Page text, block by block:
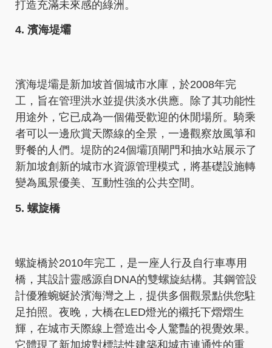
打造充滿未來感的綠洲。
4. 濱海堤壩
濱海堤壩是新加坡首個城市水庫，於2008年完
工，旨在管理洪水並提供淡水供應。除了其功能性
用途外，它已成為一個備受歡迎的休閒場所。騎乘
者可以一邊欣賞天際線的全景，一邊觀察放風箏和
野餐的人們。堤防的24個壩頂閘門和抽水站展示了
新加坡創新的城市水資源管理模式，將基礎設施轉
變為風景優美、互動性強的公共空間。
5. 螺旋橋
螺旋橋於2010年完工，是一座人行及自行車專用
橋，其設計靈感源自DNA的雙螺旋結構。其鋼管設
計優雅蜿蜒於濱海灣之上，提供多個觀景點供您駐
足拍照。夜晚，大橋在LED燈光的襯托下熠熠生
輝，在城市天際線上營造出令人驚豔的視覺效果。
它體現了新加坡對標誌性建築和城市連通性的重